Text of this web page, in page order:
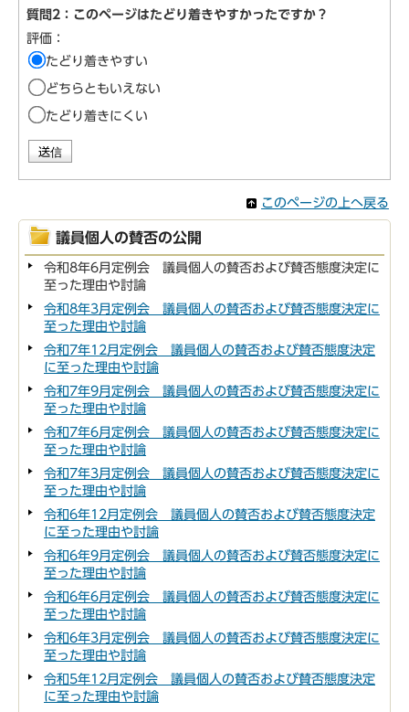
質問2：このページはたどり着きやすかったですか？
評価：
たどり着きやすい
どちらともいえない
たどり着きにくい
このページの上へ戻る
議員個人の賛否の公開
令和8年6月定例会 議員個人の賛否および賛否態度決定に
至った理由や討論
令和8年3月定例会 議員個人の賛否および賛否態度決定に
至った理由や討論
令和7年12月定例会 議員個人の賛否および賛否態度決定
に至った理由や討論
令和7年9月定例会 議員個人の賛否および賛否態度決定に
至った理由や討論
令和7年6月定例会 議員個人の賛否および賛否態度決定に
至った理由や討論
令和7年3月定例会 議員個人の賛否および賛否態度決定に
至った理由や討論
令和6年12月定例会 議員個人の賛否および賛否態度決定
に至った理由や討論
令和6年9月定例会 議員個人の賛否および賛否態度決定に
至った理由や討論
令和6年6月定例会 議員個人の賛否および賛否態度決定に
至った理由や討論
令和6年3月定例会 議員個人の賛否および賛否態度決定に
至った理由や討論
令和5年12月定例会 議員個人の賛否および賛否態度決定
に至った理由や討論